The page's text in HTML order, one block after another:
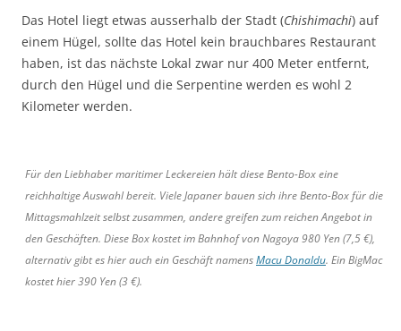
Das Hotel liegt etwas ausserhalb der Stadt (Chishimachi) auf
einem Hügel, sollte das Hotel kein brauchbares Restaurant
haben, ist das nächste Lokal zwar nur 400 Meter entfernt,
durch den Hügel und die Serpentine werden es wohl 2
Kilometer werden.
Für den Liebhaber maritimer Leckereien hält diese Bento-Box eine
reichhaltige Auswahl bereit. Viele Japaner bauen sich ihre Bento-Box für die
Mittagsmahlzeit selbst zusammen, andere greifen zum reichen Angebot in
den Geschäften. Diese Box kostet im Bahnhof von Nagoya 980 Yen (7,5 €),
alternativ gibt es hier auch ein Geschäft namensMacu Donaldu. Ein BigMac
kostet hier 390 Yen (3 €).